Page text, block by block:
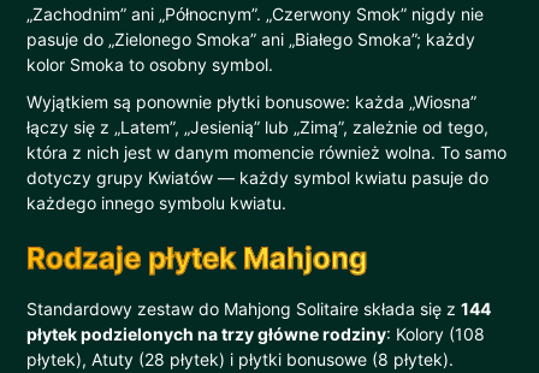
„Zachodnim” ani „Północnym”. „Czerwony Smok” nigdy nie
pasuje do „Zielonego Smoka” ani „Białego Smoka”; każdy
kolor Smoka to osobny symbol.
Wyjątkiem są ponownie płytki bonusowe: każda „Wiosna”
łączy się z „Latem”, „Jesienią” lub „Zimą”, zależnie od tego,
która z nich jest w danym momencie również wolna. To samo
dotyczy grupy Kwiatów — każdy symbol kwiatu pasuje do
każdego innego symbolu kwiatu.
Rodzaje płytek Mahjong
Standardowy zestaw do Mahjong Solitaire składa się z144
płytek podzielonych na trzy główne rodziny: Kolory (108
płytek), Atuty (28 płytek) i płytki bonusowe (8 płytek).